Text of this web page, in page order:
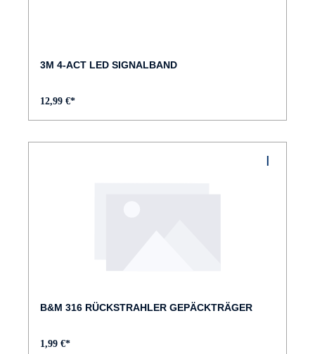
3M 4-ACT LED SIGNALBAND
12,99 €*
B&M 316 RÜCKSTRAHLER GEPÄCKTRÄGER
1,99 €*